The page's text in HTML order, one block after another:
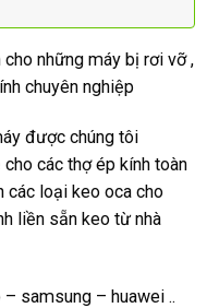
dùng
trâu
tín
cho những máy bị rơi vỡ ,
chuyên nghiệp
được chúng tôi
các thợ ép kính toàn
loại keo oca cho
liền sẵn keo từ nhà
samsung – huawei ..